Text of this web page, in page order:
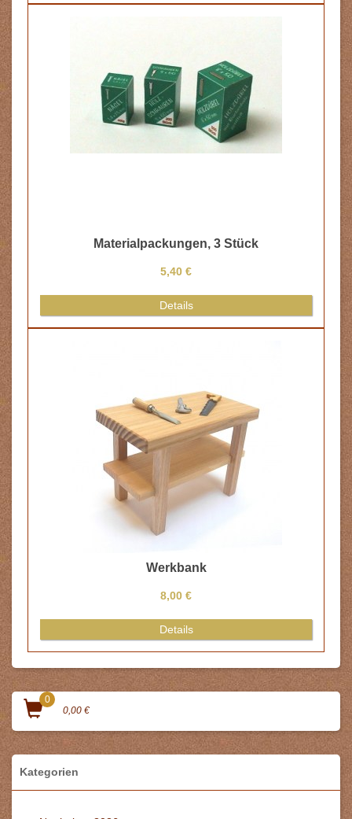
Materialpackungen, 3 Stück
5,40 €
Details
Werkbank
8,00 €
Details
0
0,00 €
Kategorien